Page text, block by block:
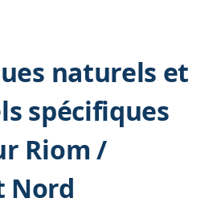
naturels et
spécifiques
Riom /
Nord